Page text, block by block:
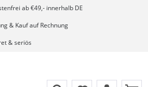
ab €49,- innerhalb DE
& Kauf auf Rechnung
& seriös